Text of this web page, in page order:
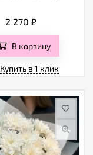
2 270 ₽
В корзину
Купить в 1 клик